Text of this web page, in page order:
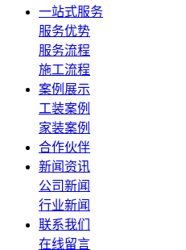
一站式服务
服务优势
服务流程
施工流程
案例展示
工装案例
家装案例
合作伙伴
新闻资讯
公司新闻
行业新闻
联系我们
在线留言